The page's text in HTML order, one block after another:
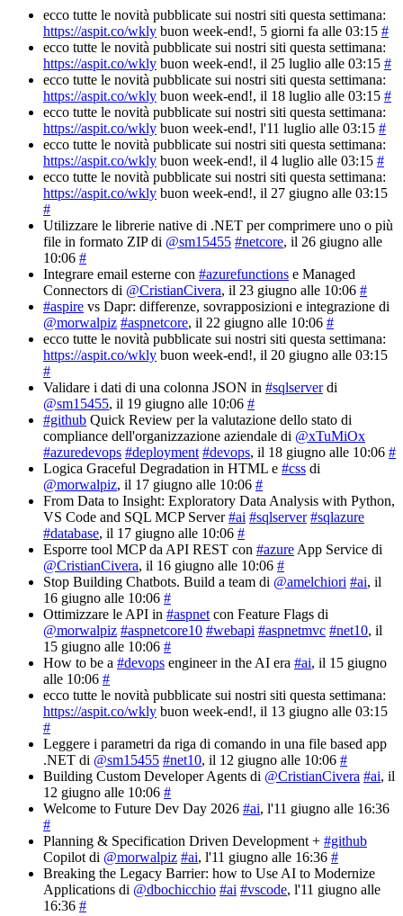
ecco tutte le novità pubblicate sui nostri siti questa settimana:
https://aspit.co/wkly buon week-end!, 5 giorni fa alle 03:15 #
ecco tutte le novità pubblicate sui nostri siti questa settimana:
https://aspit.co/wkly buon week-end!, il 25 luglio alle 03:15 #
ecco tutte le novità pubblicate sui nostri siti questa settimana:
https://aspit.co/wkly buon week-end!, il 18 luglio alle 03:15 #
ecco tutte le novità pubblicate sui nostri siti questa settimana:
https://aspit.co/wkly buon week-end!, l'11 luglio alle 03:15 #
ecco tutte le novità pubblicate sui nostri siti questa settimana:
https://aspit.co/wkly buon week-end!, il 4 luglio alle 03:15 #
ecco tutte le novità pubblicate sui nostri siti questa settimana:
https://aspit.co/wkly buon week-end!, il 27 giugno alle 03:15
#
Utilizzare le librerie native di .NET per comprimere uno o più
file in formato ZIP di @sm15455 #netcore, il 26 giugno alle
10:06 #
Integrare email esterne con #azurefunctions e Managed
Connectors di @CristianCivera, il 23 giugno alle 10:06 #
#aspire vs Dapr: differenze, sovrapposizioni e integrazione di
@morwalpiz #aspnetcore, il 22 giugno alle 10:06 #
ecco tutte le novità pubblicate sui nostri siti questa settimana:
https://aspit.co/wkly buon week-end!, il 20 giugno alle 03:15
#
Validare i dati di una colonna JSON in #sqlserverdi
@sm15455, il 19 giugno alle 10:06 #
#github Quick Review per la valutazione dello stato di
compliance dell'organizzazione aziendale di @xTuMiOx
#azuredevops #deployment #devops, il 18 giugno alle 10:06 #
Logica Graceful Degradation in HTML e #css di
@morwalpiz, il 17 giugno alle 10:06 #
From Data to Insight: Exploratory Data Analysis with Python,
VS Code and SQL MCP Server#ai #sqlserver #sqlazure
#database, il 17 giugno alle 10:06 #
Esporre tool MCP da API REST con #azure App Service di
@CristianCivera, il 16 giugno alle 10:06 #
Stop Building Chatbots. Build a team di @amelchiori #ai, il
16 giugno alle 10:06 #
Ottimizzare le API in #aspnet con Feature Flags di
@morwalpiz #aspnetcore10 #webapi #aspnetmvc #net10, il
15 giugno alle 10:06 #
How to be a #devops engineer in the AI era #ai, il 15 giugno
alle 10:06 #
ecco tutte le novità pubblicate sui nostri siti questa settimana:
https://aspit.co/wkly buon week-end!, il 13 giugno alle 03:15
#
Leggere i parametri da riga di comando in una file based app
.NET di @sm15455 #net10, il 12 giugno alle 10:06 #
Building Custom Developer Agents di @CristianCivera #ai, il
12 giugno alle 10:06 #
Welcome to Future Dev Day 2026 #ai, l'11 giugno alle 16:36
#
Planning & Specification Driven Development + #github
Copilot di @morwalpiz #ai, l'11 giugno alle 16:36 #
Breaking the Legacy Barrier: how to Use AI to Modernize
Applications di @dbochicchio #ai #vscode, l'11 giugno alle
16:36 #